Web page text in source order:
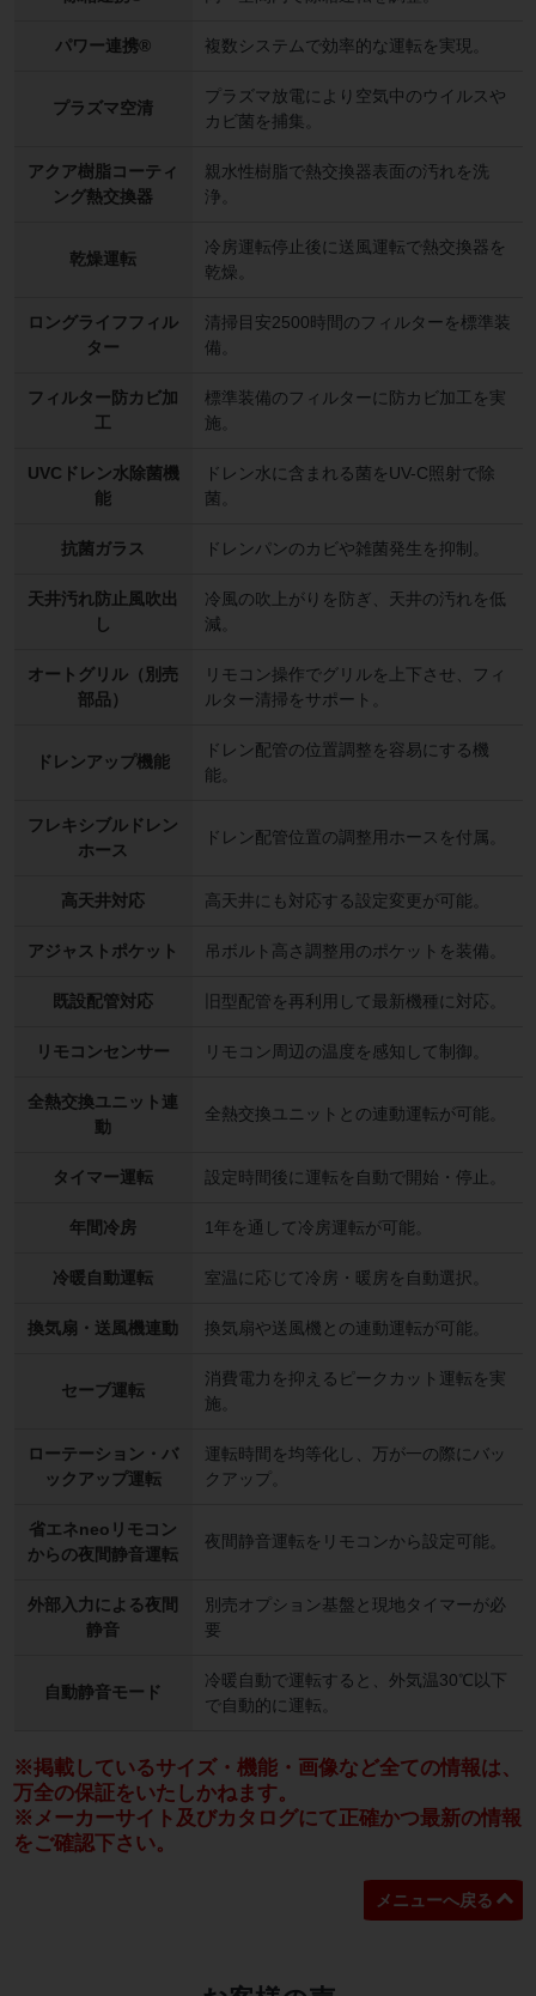
パワー連携® 複数システムで効率的な運転を実現。
プラズマ空清
プラズマ放電により空気中のウイルスや
カビ菌を捕集。
アクア樹脂コーティ
ング熱交換器
親水性樹脂で熱交換器表面の汚れを洗
浄。
乾燥運転
冷房運転停止後に送風運転で熱交換器を
乾燥。
ロングライフフィル
ター
清掃目安2500時間のフィルターを標準装
備。
フィルター防カビ加
工
標準装備のフィルターに防カビ加工を実
施。
UVCドレン水除菌機
能
ドレン水に含まれる菌をUV-C照射で除
菌。
抗菌ガラス ドレンパンのカビや雑菌発生を抑制。
天井汚れ防止風吹出
し
冷風の吹上がりを防ぎ、天井の汚れを低
減。
オートグリル（別売
部品）
リモコン操作でグリルを上下させ、フィ
ルター清掃をサポート。
ドレンアップ機能
ドレン配管の位置調整を容易にする機
能。
フレキシブルドレン
ホース
ドレン配管位置の調整用ホースを付属。
高天井対応 高天井にも対応する設定変更が可能。
アジャストポケット 吊ボルト高さ調整用のポケットを装備。
既設配管対応 旧型配管を再利用して最新機種に対応。
リモコンセンサー リモコン周辺の温度を感知して制御。
全熱交換ユニット連
動
全熱交換ユニットとの連動運転が可能。
タイマー運転 設定時間後に運転を自動で開始・停止。
年間冷房 1年を通して冷房運転が可能。
冷暖自動運転 室温に応じて冷房・暖房を自動選択。
換気扇・送風機連動 換気扇や送風機との連動運転が可能。
セーブ運転
消費電力を抑えるピークカット運転を実
施。
ローテーション・バ
ックアップ運転
運転時間を均等化し、万が一の際にバッ
クアップ。
省エネneoリモコン
からの夜間静音運転
夜間静音運転をリモコンから設定可能。
外部入力による夜間
静音
別売オプション基盤と現地タイマーが必
要
自動静音モード
冷暖自動で運転すると、外気温30℃以下
で自動的に運転。
※掲載しているサイズ・機能・画像など全ての情報は、
万全の保証をいたしかねます。
※メーカーサイト及びカタログにて正確かつ最新の情報
をご確認下さい。
メニューへ戻る